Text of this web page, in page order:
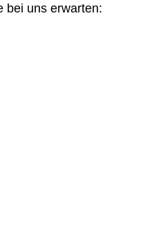
bei uns erwarten: